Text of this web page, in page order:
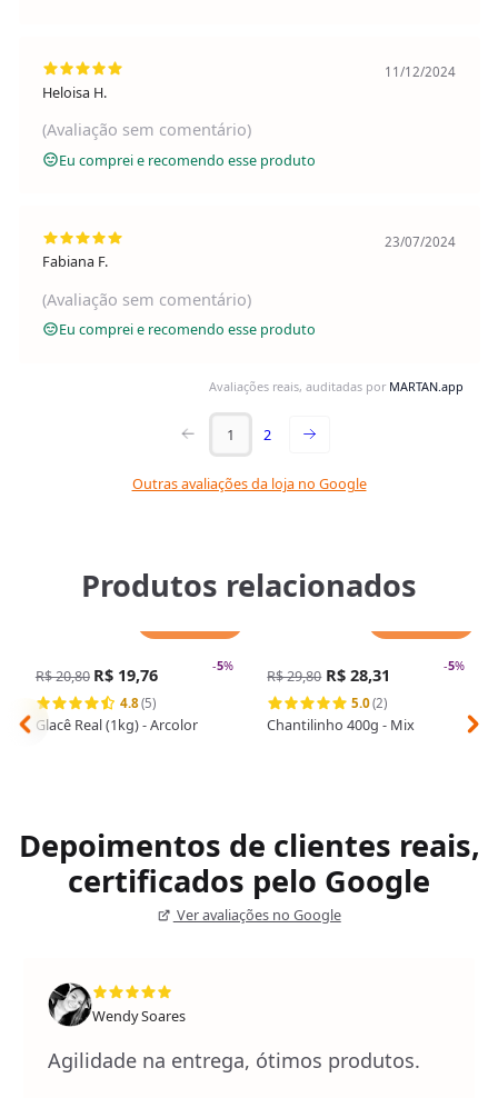
Heloisa H.
11/12/2024
(Avaliação sem comentário)
Eu comprei e recomendo esse produto
Fabiana F.
23/07/2024
(Avaliação sem comentário)
Eu comprei e recomendo esse produto
Avaliações reais, auditadas por MARTAN.app
1 2
Outras avaliações da loja no Google
Produtos relacionados
-5%
R$ 20,80 R$ 19,76
4.8(5)
Glacê Real (1kg) - Arcolor
-5%
R$ 29,80 R$ 28,31
5.0(2)
Chantilinho 400g - Mix
Depoimentos de clientes reais,
certificados pelo Google
Ver avaliações no Google
Wendy Soares
Agilidade na entrega, ótimos produtos.